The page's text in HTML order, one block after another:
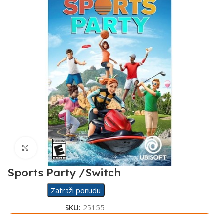
Click to enlarge
Sports Party /Switch
Zatraži ponudu
SKU: 25155